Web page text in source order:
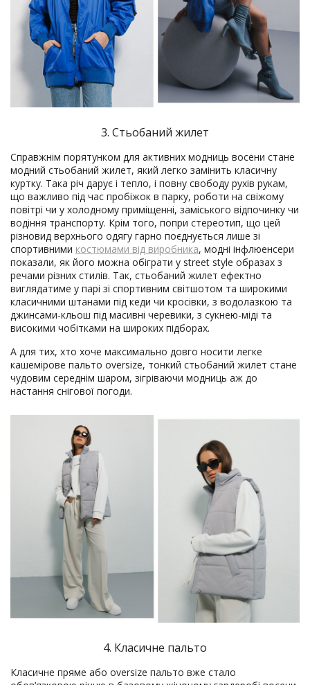
3. Стьобаний жилет
Справжнім порятунком для активних модниць восени стане
модний стьобаний жилет, який легко замінить класичну
куртку. Така річ дарує і тепло, і повну свободу рухів рукам,
що важливо під час пробіжок в парку, роботи на свіжому
повітрі чи у холодному приміщенні, заміського відпочинку чи
водіння транспорту. Крім того, попри стереотип, що цей
різновид верхнього одягу гарно поєднується лише зі
спортивними костюмами від виробника, модні інфлюенсери
показали, як його можна обіграти у street style образах з
речами різних стилів. Так, стьобаний жилет ефектно
виглядатиме у парі зі спортивним світшотом та широкими
класичними штанами під кеди чи кросівки, з водолазкою та
джинсами-кльош під масивні черевики, з сукнею-міді та
високими чобітками на широких підборах.
А для тих, хто хоче максимально довго носити легке
кашемірове пальто oversize, тонкий стьобаний жилет стане
чудовим середнім шаром, зігріваючи модниць аж до
настання снігової погоди.
4. Класичне пальто
Класичне пряме або oversize пальто вже стало